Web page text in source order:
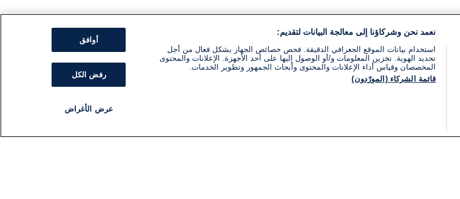
نعمد نحن وشركاؤنا إلى معالجة البيانات لتقديم:
استخدام بيانات الموقع الجغرافي الدقيقة. فحص خصائص الجهاز بشكل فعال من أجل
تحديد الهوية. تخزين المعلومات و/أو الوصول إليها على أحد الأجهزة. الإعلانات والمحتوى
المخصصان وقياس أداء الإعلانات والمحتوى وأبحاث الجمهور وتطوير الخدمات.
قائمة الشركاء (المورّدون)
أوافق
رفض الكل
عرض الأغراض